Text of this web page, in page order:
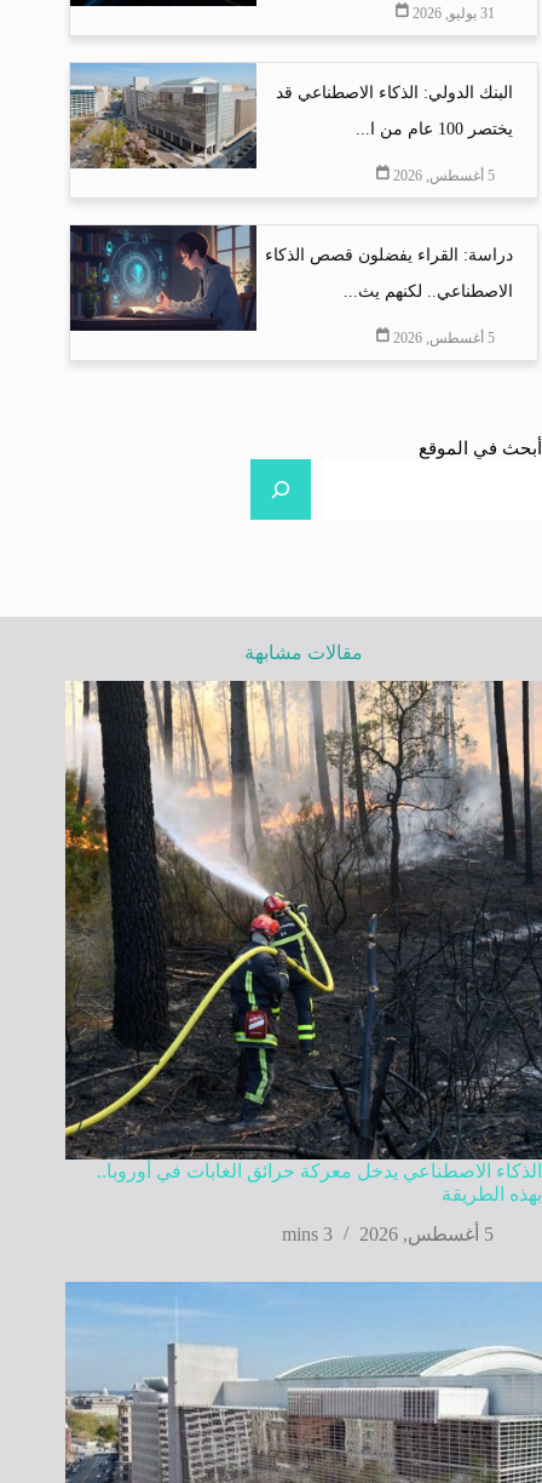
31 يوليو, 2026
البنك الدولي: الذكاء الاصطناعي قد
يختصر 100 عام من ا...
5 أغسطس, 2026
دراسة: القراء يفضلون قصص الذكاء
الاصطناعي.. لكنهم يث...
5 أغسطس, 2026
أبحث في الموقع
مقالات مشابهة
الذكاء الاصطناعي يدخل معركة حرائق الغابات في أوروبا..
بهذه الطريقة
5 أغسطس, 2026
3 mins